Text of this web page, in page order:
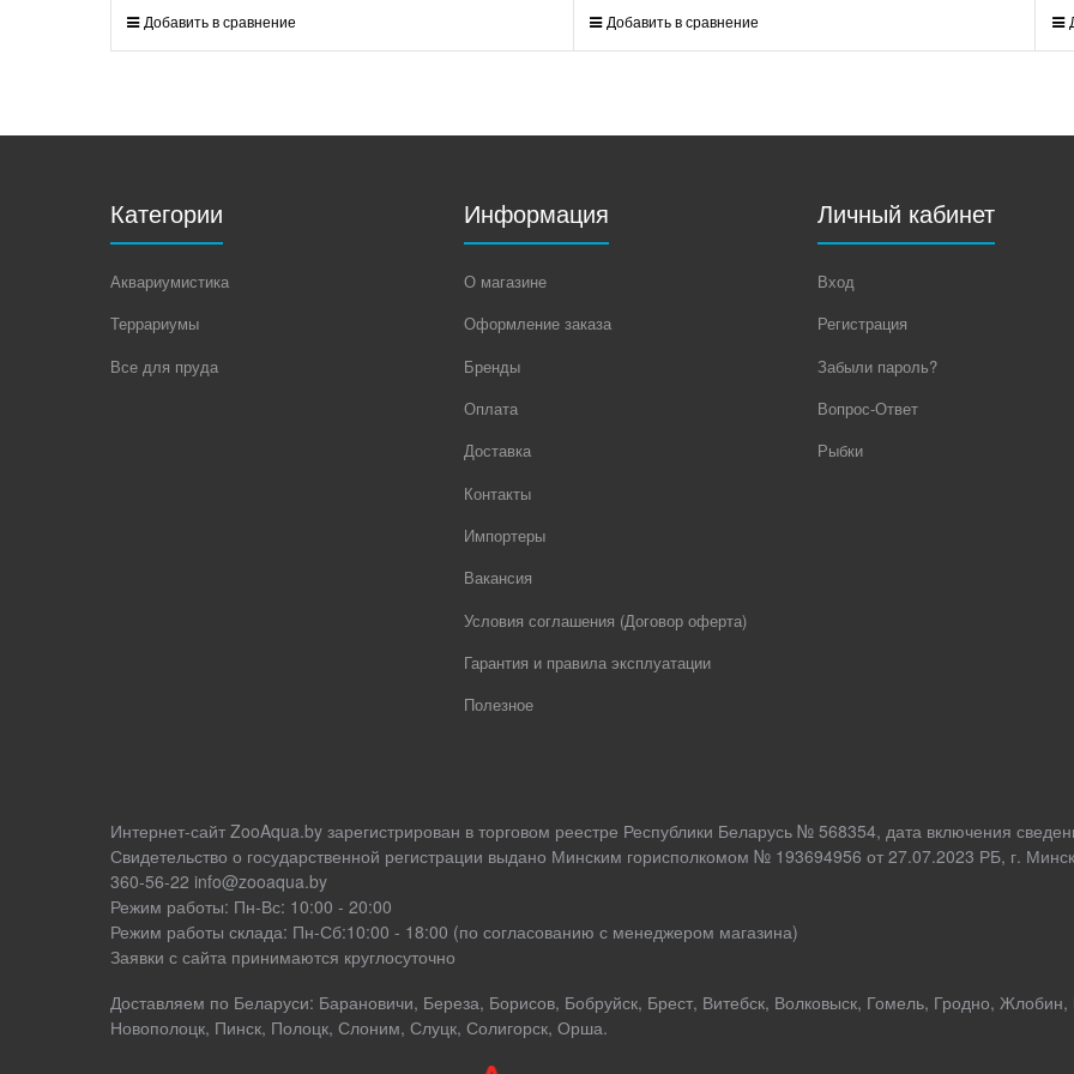
Добавить в сравнение Добавить в сравнение
Категории
Аквариумистика
Террариумы
Все для пруда
Информация
О магазине
Оформление заказа
Бренды
Оплата
Доставка
Контакты
Импортеры
Вакансия
Условия соглашения (Договор оферта)
Гарантия и правила эксплуатации
Полезное
Личный кабинет
Вход
Регистрация
Забыли пароль?
Вопрос-Ответ
Рыбки
Интернет-сайт ZooAqua.by зарегистрирован в торговом реестре Республики Беларусь № 568354, дата включения
Свидетельство о государственной регистрации выдано Минским горисполкомом № 193694956 от 27.07.2023 РБ, г.
360-56-22 info@zooaqua.by
Режим работы: Пн-Вс: 10:00 - 20:00
Режим работы склада: Пн-Сб:10:00 - 18:00 (по согласованию с менеджером магазина)
Заявки с сайта принимаются круглосуточно
Доставляем по Беларуси: Барановичи, Береза, Борисов, Бобруйск, Брест, Витебск, Волковыск, Гомель, Гродно,
Новополоцк, Пинск, Полоцк, Слоним, Слуцк, Солигорск, Орша.